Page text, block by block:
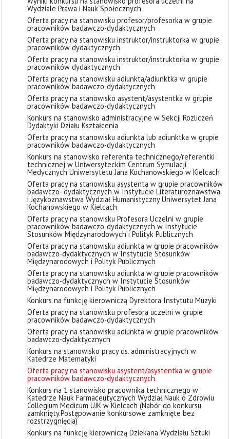
Wydziale Prawa i Nauk Społecznych
Oferta pracy na stanowisku profesor/profesorka w grupie
pracowników badawczo-dydaktycznych
Oferta pracy na stanowisku instruktor/instruktorka w grupie
pracowników dydaktycznych
Oferta pracy na stanowisku instruktor/instruktorka w grupie
pracowników dydaktycznych
Oferta pracy na stanowisku adiunkta/adiunktka w grupie
pracowników badawczo-dydaktycznych
Oferta pracy na stanowisko asystent/asystentka w grupie
pracowników badawczo-dydaktycznych
Konkurs na stanowisko administracyjne w Sekcji Rozliczeń
Dydaktyki Działu Kształcenia
Oferta pracy na stanowisku adiunkta lub adiunktka w grupie
pracowników badawczo-dydaktycznych
Konkurs na stanowisko referenta technicznego/referentki
technicznej w Uniwersyteckim Centrum Symulacji
Medycznych Uniwersytetu Jana Kochanowskiego w Kielcach
Oferta pracy na stanowisku asystenta w grupie pracowników
badawczo- dydaktycznych w Instytucie Literaturoznawstwa
i Językoznawstwa Wydział Humanistyczny Uniwersytet Jana
Kochanowskiego w Kielcach
Oferta pracy na stanowisku Profesora Uczelni w grupie
pracowników badawczo-dydaktycznych w Instytucie
Stosunków Międzynarodowych i Polityk Publicznych
Oferta pracy na stanowisku adiunkta w grupie pracowników
badawczo-dydaktycznych w Instytucie Stosunków
Międzynarodowych i Polityk Publicznych
Oferta pracy na stanowisku adiunkta w grupie pracowników
badawczo-dydaktycznych w Instytucie Stosunków
Międzynarodowych i Polityk Publicznych
Konkurs na funkcję kierowniczą Dyrektora Instytutu Muzyki
Oferta pracy na stanowisku profesora uczelni w grupie
pracowników badawczo-dydaktycznych
Oferta pracy na stanowisku adiunkta w grupie pracowników
badawczo-dydaktycznych
Konkurs na stanowisko pracy ds. administracyjnych w
Katedrze Matematyki
Oferta pracy na stanowisku asystent/asystentka w grupie
pracowników badawczo-dydaktycznych
Konkurs na 1 stanowisko pracownika technicznego w
Katedrze Nauk Farmaceutycznych Wydział Nauk o Zdrowiu
Collegium Medicum UJK w Kielcach (Nabór do konkursu
zamknięty. ​Postępowanie konkursowe zamknięte bez
rozstrzygnięcia)
Konkurs na funkcję kierowniczą Dziekana Wydziału Sztuki